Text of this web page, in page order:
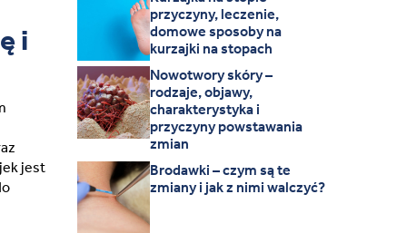
i
jest
przyczyny, leczenie,
domowe sposoby na
kurzajki na stopach
Nowotwory skóry –
rodzaje, objawy,
charakterystyka i
przyczyny powstawania
zmian
Brodawki – czym są te
zmiany i jak z nimi walczyć?